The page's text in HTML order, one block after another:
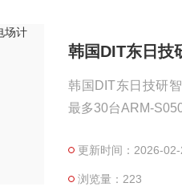
韩国DIT东日技
韩国DIT东日技研
最多30台ARM-
准 / 精确测量模式 -
更新时间：2026-02-
浏览量：223